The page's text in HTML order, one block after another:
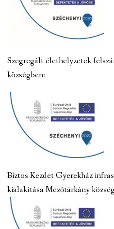
Szegregált élethelyzetek
községben:
Biztos Kezdet Gyerekház
kialakítása Mezőtárkány